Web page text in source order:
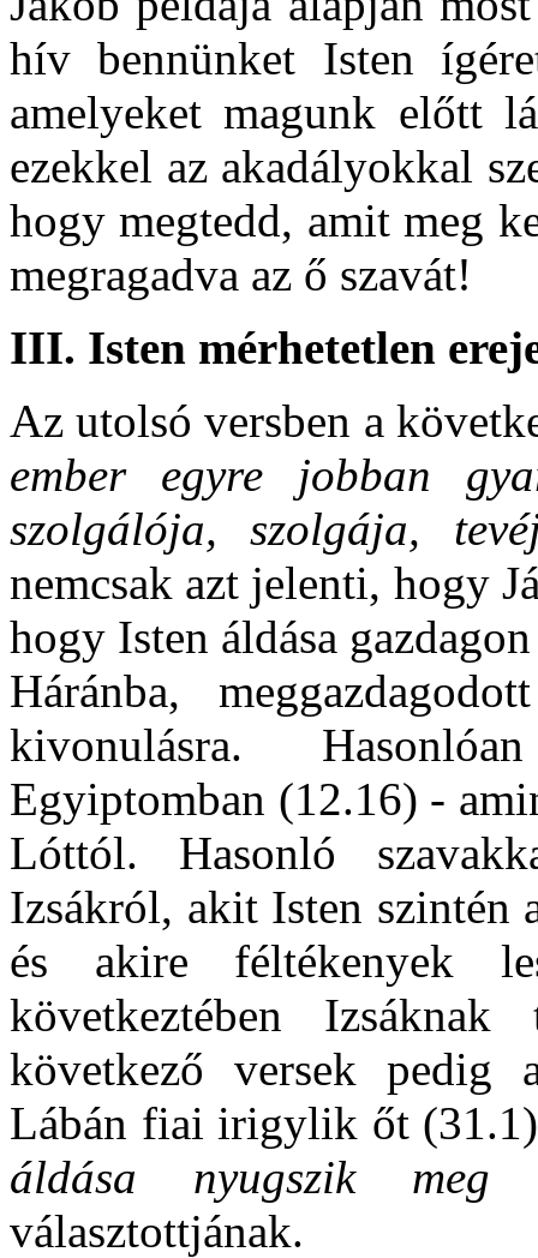
hív bennünket Isten
amelyeket magunk előtt
ezekkel az akadályokkal
hogy megtedd, amit meg
megragadva az ő szavát!
III. Isten mérhetetlen
Az utolsó versben a
ember egyre jobban
szolgálója, szolgája,
nemcsak azt jelenti, hogy
hogy Isten áldása
Háránba,
kivonulásra.
Egyiptomban (12.16) -
Lóttól. Hasonló
Izsákról, akit Isten szintén
és akire féltékenyek
következtében
következő versek pedig
Lábán fiai irigylik őt
áldása nyugszik meg
választottjának.